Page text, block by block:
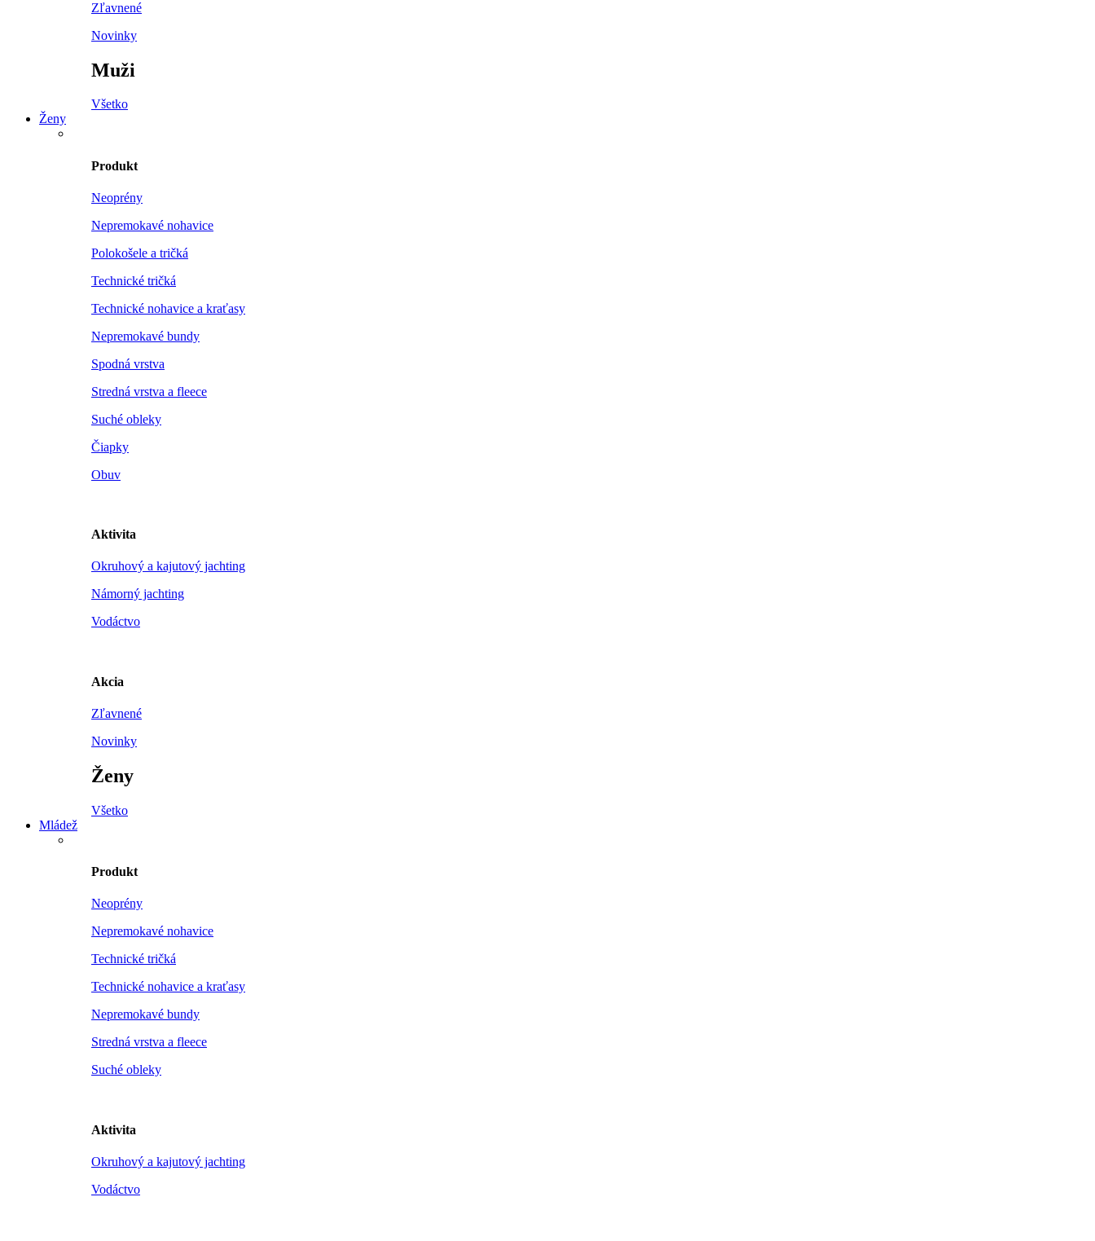
Zľavnené
Novinky
Muži
Všetko
Ženy
Produkt
Neoprény
Nepremokavé nohavice
Polokošele a tričká
Technické tričká
Technické nohavice a kraťasy
Nepremokavé bundy
Spodná vrstva
Stredná vrstva a fleece
Suché obleky
Čiapky
Obuv
Aktivita
Okruhový a kajutový jachting
Námorný jachting
Vodáctvo
Akcia
Zľavnené
Novinky
Ženy
Všetko
Mládež
Produkt
Neoprény
Nepremokavé nohavice
Technické tričká
Technické nohavice a kraťasy
Nepremokavé bundy
Stredná vrstva a fleece
Suché obleky
Aktivita
Okruhový a kajutový jachting
Vodáctvo